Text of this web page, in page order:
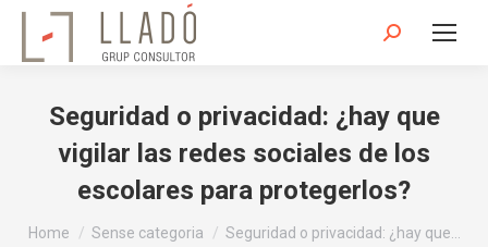
Search:
Seguridad o privacidad: ¿hay que
vigilar las redes sociales de los
escolares para protegerlos?
You are here:
Home Sense categoria Seguridad o privacidad: ¿hay que…